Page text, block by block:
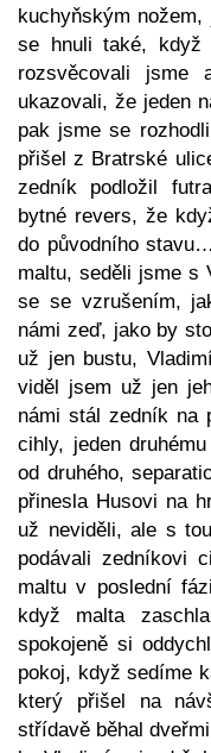
kuchyňským
se hnuli také,
rozsvěcovali jsme
ukazovali, že jeden
pak jsme se
přišel z Bratrské
zedník podložil
bytné revers, že
do původního
maltu, seděli jsme s
se se vzrušením,
námi zeď, jako by
už jen bustu,
viděl jsem už jen
námi stál zedník na
cihly, jeden
od druhého,
přinesla Husovi na
už neviděli, ale s
podávali zedníkovi
maltu v poslední
když malta
spokojeně si
pokoj, když sedíme
který přišel na
střídavě běhal